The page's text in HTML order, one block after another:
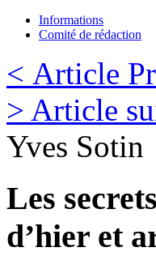
Informations
Comité de rédaction
< Article
> Article
Yves Sotin
Les
d’hier et